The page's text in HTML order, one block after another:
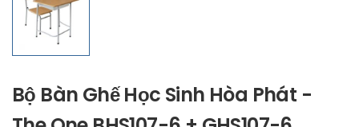
Bộ Bàn Ghế Học Sinh Hòa Phát -